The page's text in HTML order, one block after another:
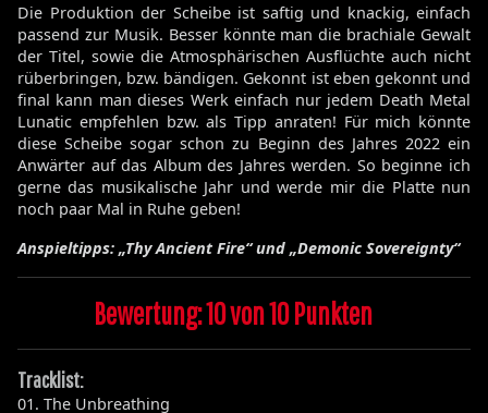
Die Produktion der Scheibe ist saftig und knackig, einfach
passend zur Musik. Besser könnte man die brachiale Gewalt
der Titel, sowie die Atmosphärischen Ausflüchte auch nicht
rüberbringen, bzw. bändigen. Gekonnt ist eben gekonnt und
final kann man dieses Werk einfach nur jedem Death Metal
Lunatic empfehlen bzw. als Tipp anraten! Für mich könnte
diese Scheibe sogar schon zu Beginn des Jahres 2022 ein
Anwärter auf das Album des Jahres werden. So beginne ich
gerne das musikalische Jahr und werde mir die Platte nun
noch paar Mal in Ruhe geben!
Anspieltipps: „Thy Ancient Fire“ und „Demonic Sovereignty“
Bewertung: 10 von 10 Punkten
Tracklist:
01. The Unbreathing